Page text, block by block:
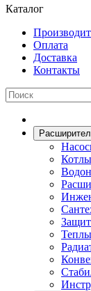
Каталог
Оплата
Доставка
Контакты
Котлы